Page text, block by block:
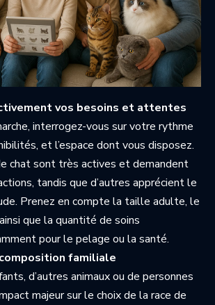
vos besoins et attentes
interrogez-vous sur votre rythme
et l’espace dont vous disposez.
chat sont très actives et demandent
tandis que d’autres apprécient le
Prenez en compte la taille adulte, le
que la quantité de soins
pour le pelage ou la santé.
familiale
d’autres animaux ou de personnes
majeur sur le choix de la race de